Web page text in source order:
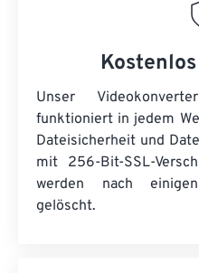
Unser
funktioniert in jedem
Dateisicherheit und
mit 256-Bit-SSL-
werden nach
gelöscht.